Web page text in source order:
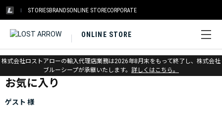
STORIESBRANDSONLINE STORECORPORATE
ONLINE STORE
株式会社ロストアローの輸入代理店業務は2026年8月末をもって終了し、株式会社
ブルーシープが承継いたします。 詳しくはこちら。
ホーム > お気に入り
お気に入り
ゲスト 様